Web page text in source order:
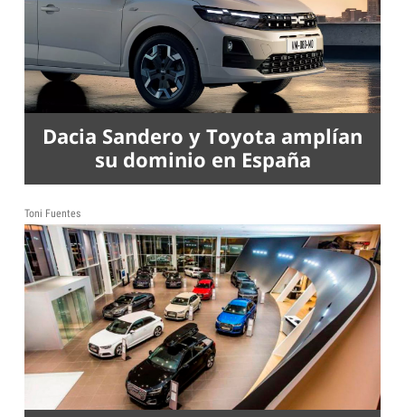
Dacia Sandero y Toyota amplían
su dominio en España
Toni Fuentes